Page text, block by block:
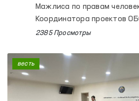
Мажлиса по правам
Координатора проектов
Британской организации
также Центра
правосудия (CDJI) был
семинар-тренинг,
осуществления
2385 Просмотры
весть